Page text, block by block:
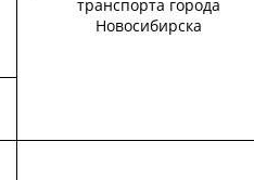
транспорта города
Новосибирска